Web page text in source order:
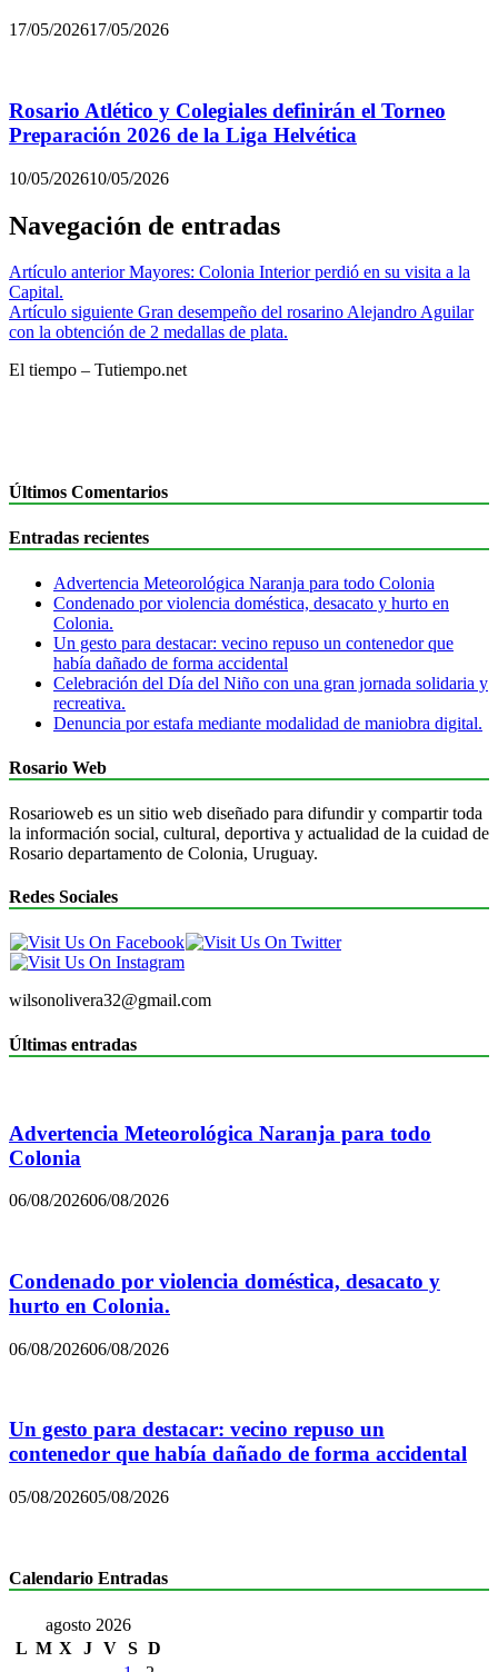
17/05/202617/05/2026
Rosario Atlético y Colegiales definirán el Torneo
Preparación 2026 de la Liga Helvética
10/05/202610/05/2026
Navegación de entradas
Artículo anterior Mayores: Colonia Interior perdió en su visita a la
Capital.
Artículo siguiente Gran desempeño del rosarino Alejandro Aguilar
con la obtención de 2 medallas de plata.
El tiempo – Tutiempo.net
Últimos Comentarios
Entradas recientes
Advertencia Meteorológica Naranja para todo Colonia
Condenado por violencia doméstica, desacato y hurto en
Colonia.
Un gesto para destacar: vecino repuso un contenedor que
había dañado de forma accidental
Celebración del Día del Niño con una gran jornada solidaria y
recreativa.
Denuncia por estafa mediante modalidad de maniobra digital.
Rosario Web
Rosarioweb es un sitio web diseñado para difundir y compartir toda
la información social, cultural, deportiva y actualidad de la cuidad de
Rosario departamento de Colonia, Uruguay.
Redes Sociales
wilsonolivera32@gmail.com
Últimas entradas
Advertencia Meteorológica Naranja para todo
Colonia
06/08/202606/08/2026
Condenado por violencia doméstica, desacato y
hurto en Colonia.
06/08/202606/08/2026
Un gesto para destacar: vecino repuso un
contenedor que había dañado de forma accidental
05/08/202605/08/2026
Calendario Entradas
agosto 2026
L M X J V S D